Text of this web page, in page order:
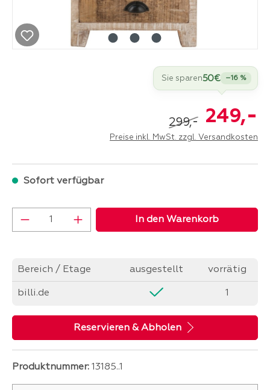
Sie sparen50€ –16 %
299,- 249,-
Preise inkl. MwSt. zzgl. Versandkosten
Sofort verfügbar
Produkt Anzahl: Gib den gewünschten
In den Warenkorb
Bereich / Etage ausgestellt vorrätig
billi.de 1
Reservieren & Abholen
Produktnummer: 13185..1